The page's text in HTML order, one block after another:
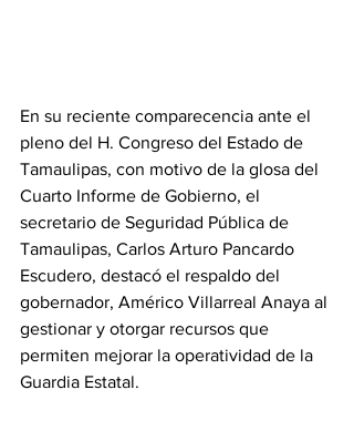
En su reciente comparecencia ante el
pleno del H. Congreso del Estado de
Tamaulipas, con motivo de la glosa del
Cuarto Informe de Gobierno, el
secretario de Seguridad Pública de
Tamaulipas, Carlos Arturo Pancardo
Escudero, destacó el respaldo del
gobernador, Américo Villarreal Anaya al
gestionar y otorgar recursos que
permiten mejorar la operatividad de la
Guardia Estatal.